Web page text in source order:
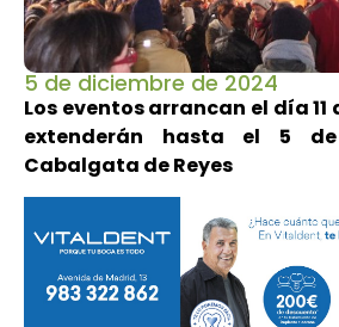
5 de diciembre de 2024
Los eventos arrancan el día 11
extenderán hasta el 5
Cabalgata de Reyes